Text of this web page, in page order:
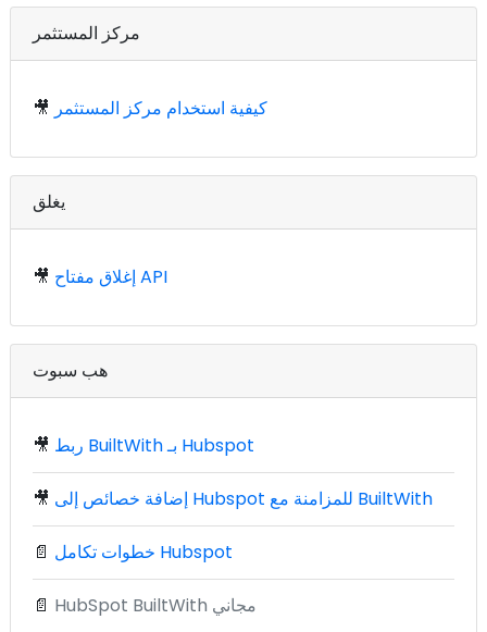
مركز المستثمر
🎥 كيفية استخدام مركز المستثمر
يغلق
🎥 إغلاق مفتاح API
هب سبوت
🎥 ربط BuiltWith بـ Hubspot
🎥 إضافة خصائص إلى Hubspot للمزامنة مع BuiltWith
📄 خطوات تكامل Hubspot
📄 HubSpot BuiltWith مجاني